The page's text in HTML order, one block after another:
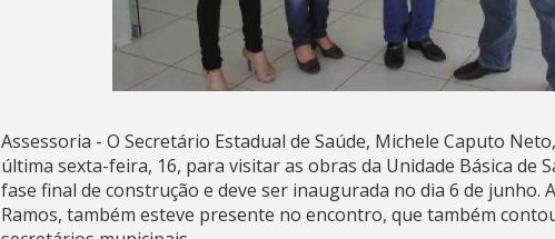
Assessoria - O Secretário Estadual de Saúde, Michele Caputo
última sexta-feira, 16, para visitar as obras da Unidade Básica de
fase final de construção e deve ser inaugurada no dia 6 de junho.
Ramos, também esteve presente no encontro, que também